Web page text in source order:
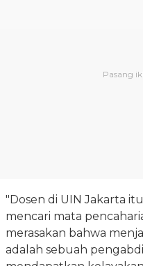
"Dosen di UIN Jakarta
mencari mata
merasakan bahwa
adalah sebuah